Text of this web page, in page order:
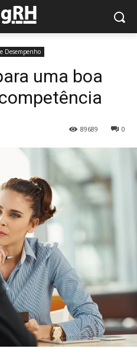
Desempenho
uma boa
0
89689